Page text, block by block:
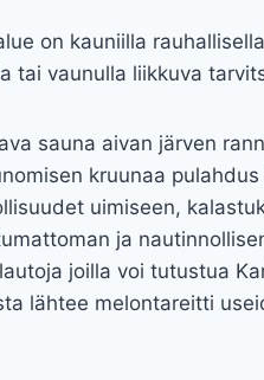
on kauniilla
tai vaunulla liikkuva
sauna aivan järven
kruunaa
uimiseen,
ja
joilla voi tutustua
lähtee melontareitti